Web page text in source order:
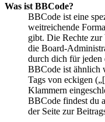
Was ist BBCode?
BBCode ist eine
weitreichende
gibt. Die Rechte
die Board-
durch dich für jeden
BBCode ist ähnlich
Tags von eckigen
Klammern
BBCode findest du
der Seite zur